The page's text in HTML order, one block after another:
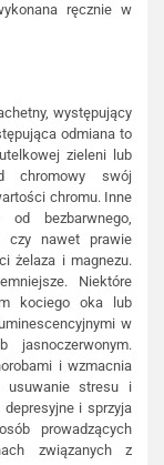
ręcznie w
występujący
odmiana to
zieleni lub
chromowy swój
chromu. Inne
bezbarwnego,
czy nawet prawie
żelaza i magnezu.
Niektóre
kociego oka lub
w
jasnoczerwonym.
i wzmacnia
usuwanie stresu i
i sprzyja
prowadzących
związanych z